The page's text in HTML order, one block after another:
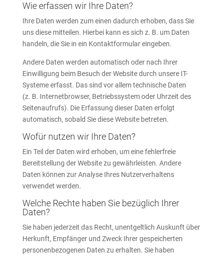
Wie erfassen wir Ihre Daten?
Ihre Daten werden zum einen dadurch erhoben, dass Sie
uns diese mitteilen. Hierbei kann es sich z. B. um Daten
handeln, die Sie in ein Kontaktformular eingeben.
Andere Daten werden automatisch oder nach Ihrer
Einwilligung beim Besuch der Website durch unsere IT-
Systeme erfasst. Das sind vor allem technische Daten
(z. B. Internetbrowser, Betriebssystem oder Uhrzeit des
Seitenaufrufs). Die Erfassung dieser Daten erfolgt
automatisch, sobald Sie diese Website betreten.
Wofür nutzen wir Ihre Daten?
Ein Teil der Daten wird erhoben, um eine fehlerfreie
Bereitstellung der Website zu gewährleisten. Andere
Daten können zur Analyse Ihres Nutzerverhaltens
verwendet werden.
Welche Rechte haben Sie bezüglich Ihrer
Daten?
Sie haben jederzeit das Recht, unentgeltlich Auskunft über
Herkunft, Empfänger und Zweck Ihrer gespeicherten
personenbezogenen Daten zu erhalten. Sie haben